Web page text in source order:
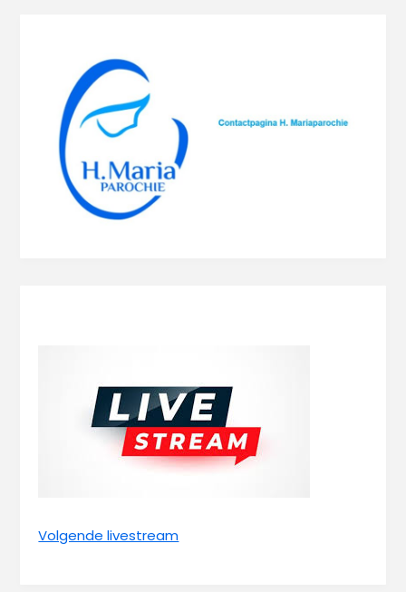
Volgende livestream